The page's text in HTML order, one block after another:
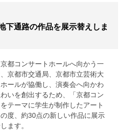
下通路の作品を展示替えしま
都コンサートホールへ向かう一
京都市交通局、京都市立芸術大
ールが協働し、演奏会へ向かわ
いを創出するため、「京都コン
テーマに学生が制作したアート
度、約30点の新しい作品に展示
ます。